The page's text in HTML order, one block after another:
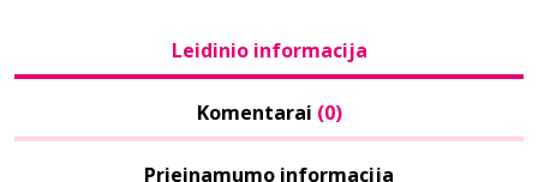
Leidinio informacija
Komentarai (0)
Prieinamumo informacija